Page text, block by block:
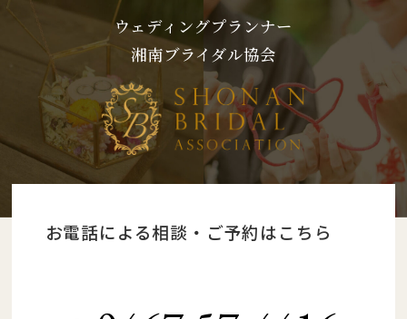
ウェディングプランナー
湘南ブライダル協会
お電話による相談・ご予約はこちら